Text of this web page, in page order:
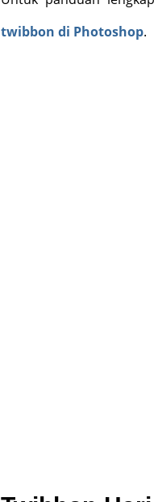
twibbon di Photoshop.